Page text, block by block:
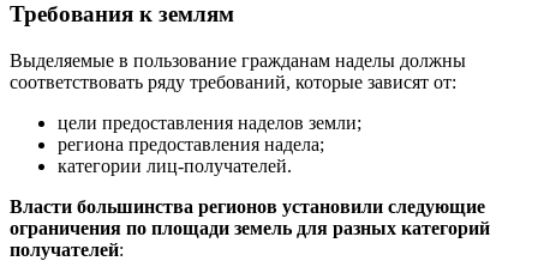
Требования к землям
Выделяемые в пользование гражданам наделы должны
соответствовать ряду требований, которые зависят от:
цели предоставления наделов земли;
региона предоставления надела;
категории лиц-получателей.
Власти большинства регионов установили следующие
ограничения по площади земель для разных категорий
получателей: